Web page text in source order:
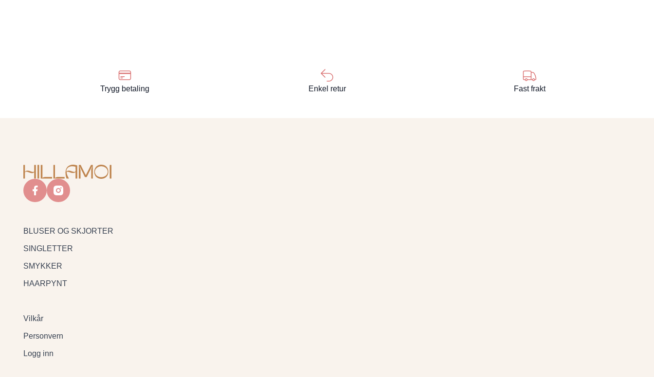
Trygg betaling Enkel retur Fast frakt
facebookinstagram
BLUSER OG SKJORTER
SINGLETTER
SMYKKER
HAARPYNT
Vilkår
Personvern
Logg inn